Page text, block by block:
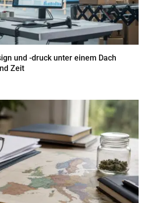
und -druck unter einem Dach
Zeit